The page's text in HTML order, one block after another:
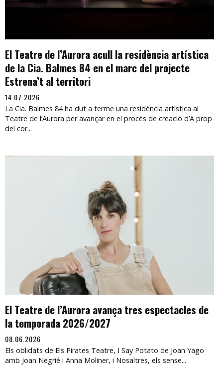
El Teatre de l’Aurora acull la residència artística
de la Cia. Balmes 84 en el marc del projecte
Estrena’t al territori
14.07.2026
La Cia. Balmes 84 ha dut a terme una residència artística al
Teatre de l’Aurora per avançar en el procés de creació d’A prop
del cor...
El Teatre de l’Aurora avança tres espectacles de
la temporada 2026/2027
08.06.2026
Els oblidats de Els Pirates Teatre, I Say Potato de Joan Yago
amb Joan Negrié i Anna Moliner, i Nosaltres, els sense...